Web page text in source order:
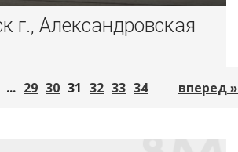
г., Александровская
... 29 30 31 32 33 34 вперед »